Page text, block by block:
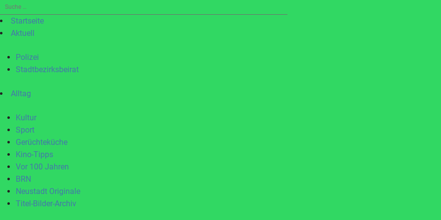
Suche
nach:Startseite
Aktuell
Polizei
Stadtbezirksbeirat
Alltag
Kultur
Sport
Gerüchteküche
Kino-Tipps
Vor 100 Jahren
BRN
Neustadt Originale
Titel-Bilder-Archiv